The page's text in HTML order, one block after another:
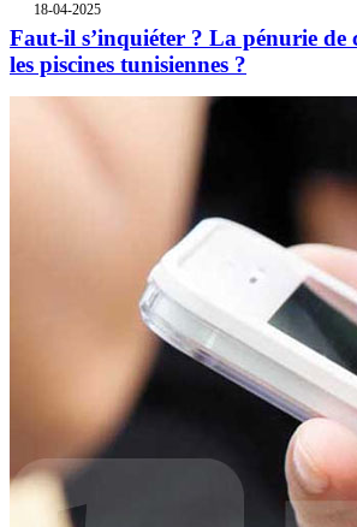
18-04-2025
Faut-il s’inquiéter ? La pénurie de
les piscines tunisiennes ?